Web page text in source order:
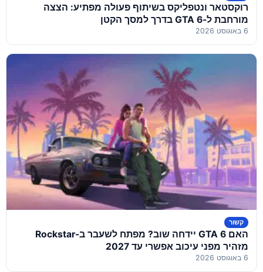
רוקסטאר ונטפליקס בשיתוף פעולה מפתיע: הצצה
מורחבת ל-GTA 6 בדרך למסך הקטן
6 באוגוסט 2026
קשור
האם GTA 6 יידחה שוב? מפתח לשעבר ב-Rockstar
מזהיר מפני עיכוב אפשרי עד 2027
6 באוגוסט 2026